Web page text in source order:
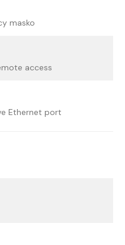
masko
access
Ethernet port